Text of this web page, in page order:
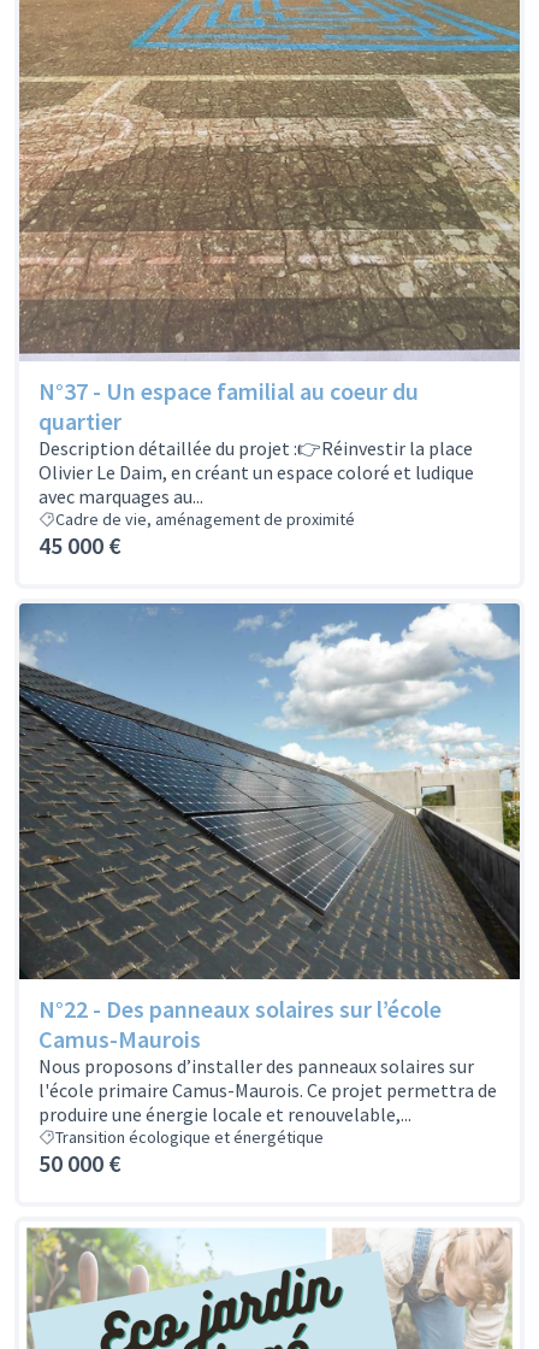
N°37 - Un espace familial au coeur du
quartier
Description détaillée du projet :👉Réinvestir la place
Olivier Le Daim, en créant un espace coloré et ludique
avec marquages au...
Cadre de vie, aménagement de proximité
45 000 €
N°22 - Des panneaux solaires sur l’école
Camus-Maurois
Nous proposons d’installer des panneaux solaires sur
l'école primaire Camus-Maurois. Ce projet permettra de
produire une énergie locale et renouvelable,...
Transition écologique et énergétique
50 000 €